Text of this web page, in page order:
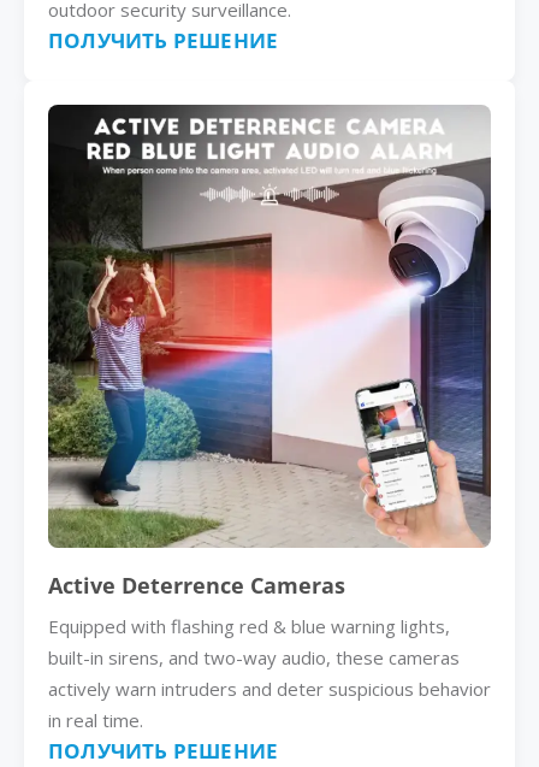
outdoor security surveillance.
ПОЛУЧИТЬ РЕШЕНИЕ
Active Deterrence Cameras
Equipped with flashing red & blue warning lights,
built-in sirens, and two-way audio, these cameras
actively warn intruders and deter suspicious behavior
in real time.
ПОЛУЧИТЬ РЕШЕНИЕ